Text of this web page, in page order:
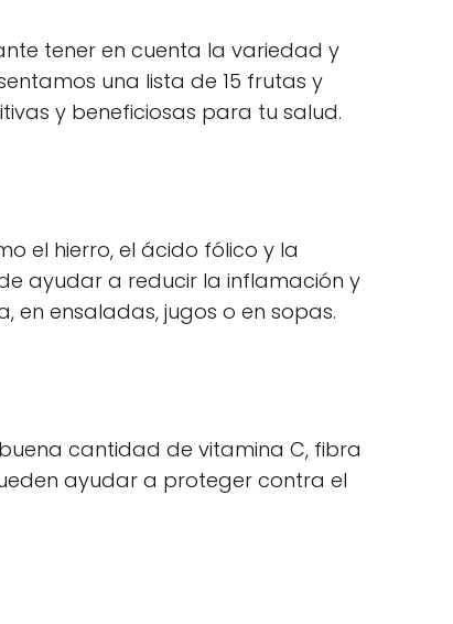
tener en cuenta la variedad y
una lista de 15 frutas y
y beneficiosas para tu salud.
el hierro, el ácido fólico y la
ayudar a reducir la inflamación y
en ensaladas, jugos o en sopas.
cantidad de vitamina C, fibra
ayudar a proteger contra el